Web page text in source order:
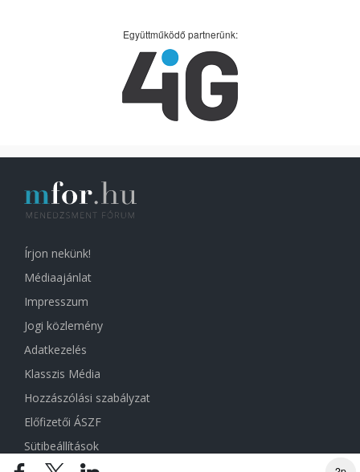
Együttműködő partnerünk:
Írjon nekünk!
Médiaajánlat
Impresszum
Jogi közlemény
Adatkezelés
Klasszis Média
Hozzászólási szabályzat
Előfizetői ÁSZF
Sütibeállítások